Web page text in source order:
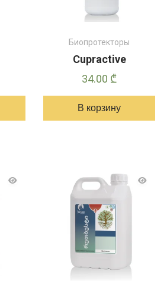
Биопротекторы
Cupractive
34.00 ₾
В корзину